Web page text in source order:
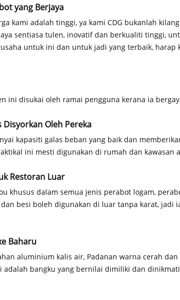
yang Berjaya
kami adalah tinggi, ya kami CDG bukanlah
sentiasa tulen, inovatif dan berkualiti tinggi,
untuk ini dan untuk jadi yang terbaik, harap
ini disukai oleh ramai pengguna kerana ia
Oleh Pereka
kapasiti galas beban yang baik dan
ini mesti digunakan di rumah dan kawasan
Restoran Luar
khusus dalam semua jenis perabot logam,
besi boleh digunakan di luar tanpa karat, jadi
Baharu
aluminium kalis air, Padanan warna cerah
adalah bangku yang bernilai dimiliki dan